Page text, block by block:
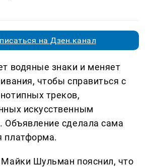
на Дзен.канал
водяные знаки и меняет
чтобы справиться с
треков,
искусственным
Объявление сделала сама
платформа.
Майки Шульман пояснил, что